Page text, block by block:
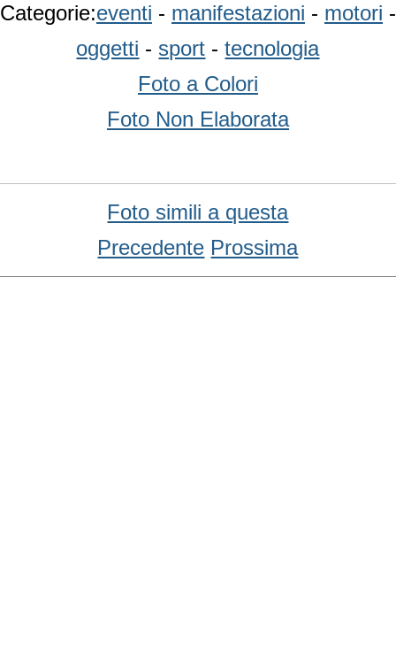
Categorie:eventi - manifestazioni - motori -
oggetti - sport -tecnologia
Foto a Colori
Foto Non Elaborata
Foto simili a questa
Precedente Prossima